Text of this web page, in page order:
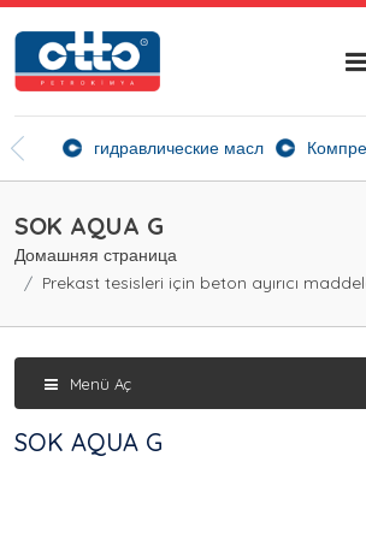
агенты гидравлические масла
SOK AQUA G
Домашняя страница
Prekast tesisleri için beton ayırıcı
Menü Aç
SOK AQUA G